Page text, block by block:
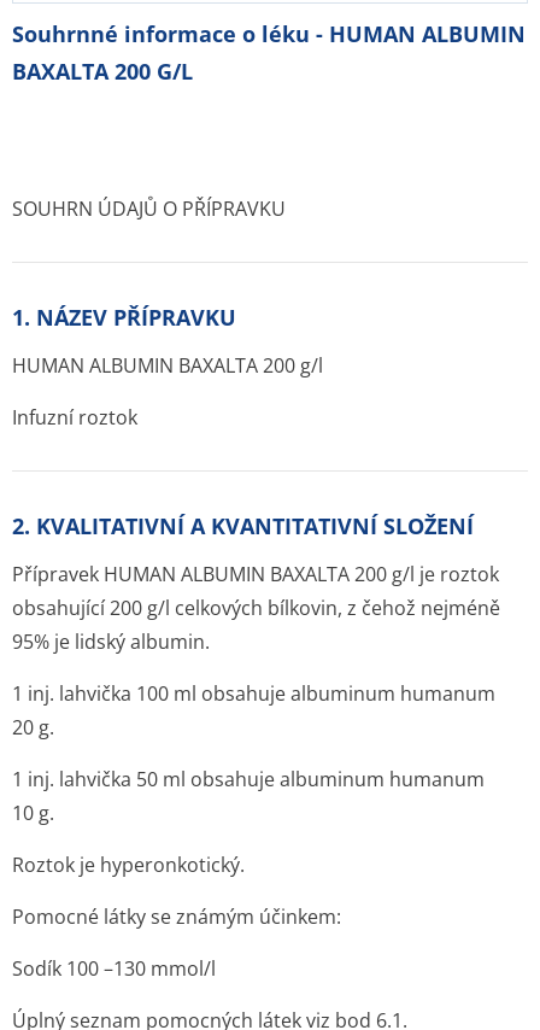
Souhrnné informace o léku - HUMAN ALBUMIN
BAXALTA 200 G/L
SOUHRN ÚDAJŮ O PŘÍPRAVKU
1. NÁZEV PŘÍPRAVKU
HUMAN ALBUMIN BAXALTA 200 g/l
Infuzní roztok
2. KVALITATIVNÍ A KVANTITATIVNÍ SLOŽENÍ
Přípravek HUMAN ALBUMIN BAXALTA 200 g/l je roztok
obsahující 200 g/l celkových bílkovin, z čehož nejméně
95% je lidský albumin.
1 inj. lahvička 100 ml obsahuje albuminum humanum
20 g.
1 inj. lahvička 50 ml obsahuje albuminum humanum
10 g.
Roztok je hyperonkotický.
Pomocné látky se známým účinkem:
Sodík 100 –130 mmol/l
Úplný seznam pomocných látek viz bod 6.1.